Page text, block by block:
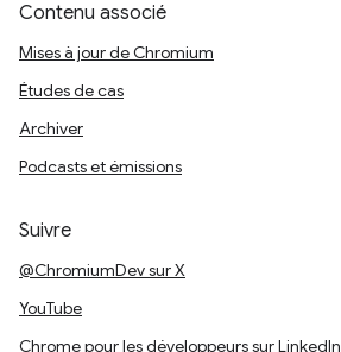
Contenu associé
Mises à jour de Chromium
Études de cas
Archiver
Podcasts et émissions
Suivre
@ChromiumDev sur X
YouTube
Chrome pour les développeurs sur LinkedIn